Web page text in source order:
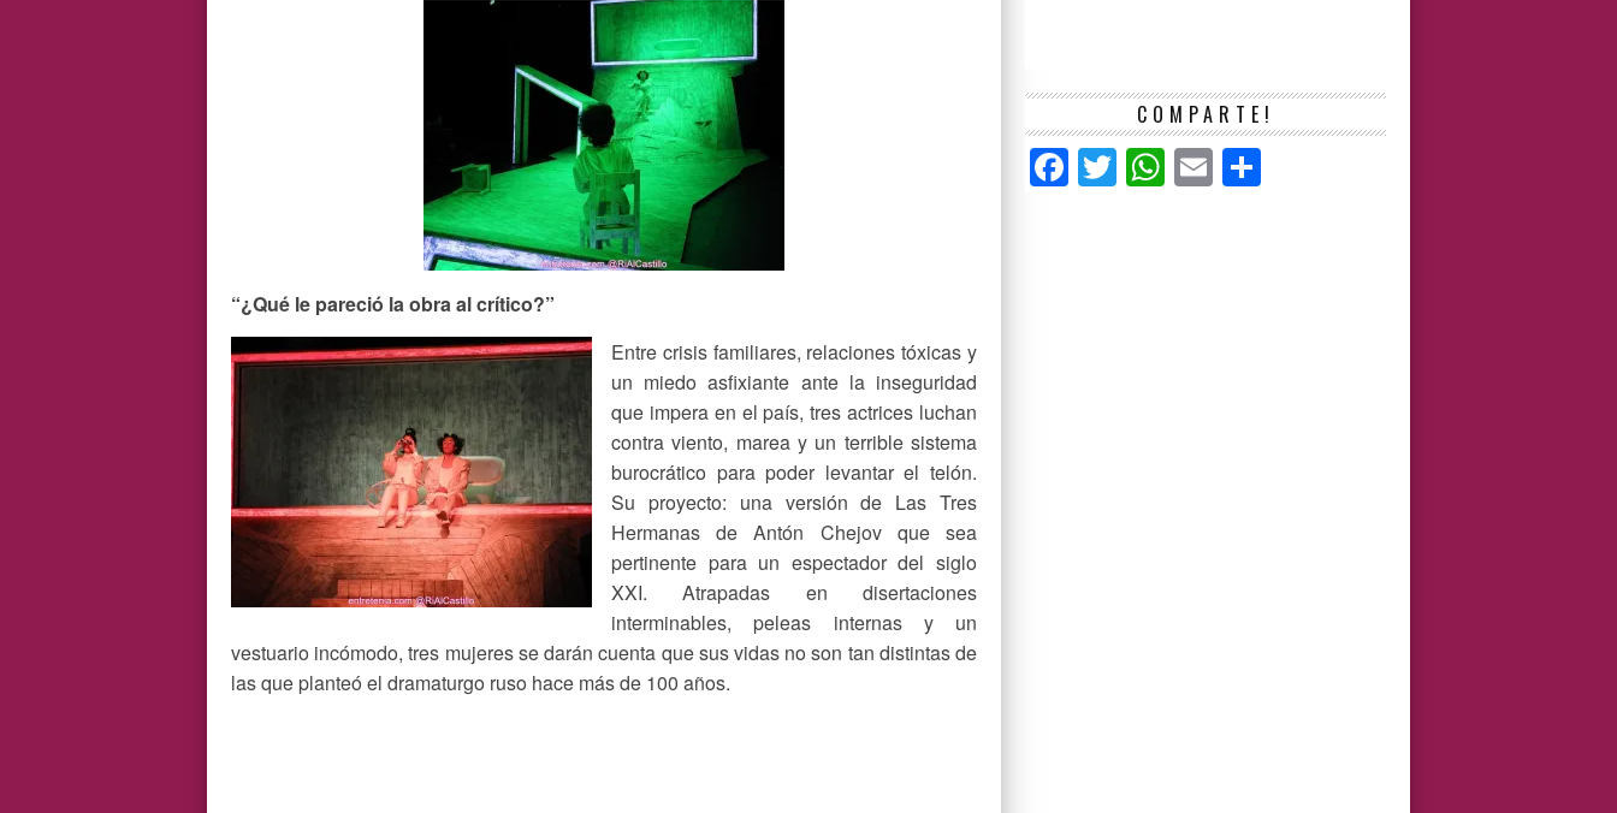
“¿Qué le pareció la obra al crítico?”
Entre crisis familiares, relaciones tóxicas y
un miedo asfixiante ante la inseguridad
que impera en el país, tres actrices luchan
contra viento, marea y un terrible sistema
burocrático para poder levantar el telón.
Su proyecto: una versión de Las Tres
Hermanas de Antón Chejov que sea
pertinente para un espectador del siglo
XXI. Atrapadas en disertaciones
interminables, peleas internas y un
vestuario incómodo, tres mujeres se darán cuenta que sus vidas no son tan distintas de
las que planteó el dramaturgo ruso hace más de 100 años.
COMPARTE!
Facebook
TwitterWhatsApp
Email